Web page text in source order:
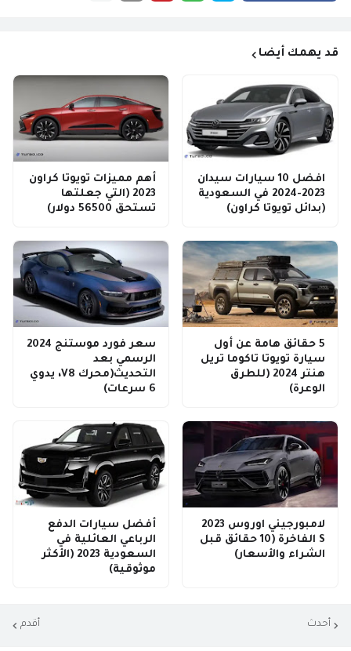
قد يهمك أيضا
افضل 10 سيارات سيدان
2023-2024 في السعودية
(بدائل تويوتا كراون)
أهم مميزات تويوتا كراون
2023 (التي جعلتها
تستحق 56500 دولار)
5 حقائق هامة عن أول
سيارة تويوتا تاكوما تريل
هنتر 2024 (للطرق
الوعرة)
سعر فورد موستنج 2024
الرسمي بعد
التحديث(محرك V8، يدوي
6 سرعات)
لامبورجيني اوروس 2023
S الفاخرة (10 حقائق قبل
الشراء والأسعار)
أفضل سيارات الدفع
الرباعي العائلية في
السعودية 2023 (الأكثر
موثوقية)
أحدث أقدم